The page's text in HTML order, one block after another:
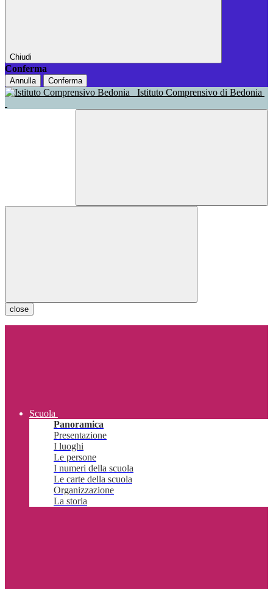
Chiudi
Conferma
Annulla Conferma
Istituto Comprensivo di Bedonia
close
Scuola
Panoramica
Presentazione
I luoghi
Le persone
I numeri della scuola
Le carte della scuola
Organizzazione
La storia